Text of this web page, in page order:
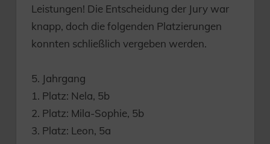
Leistungen! Die Entscheidung der Jury war
knapp, doch die folgenden Platzierungen
konnten schließlich vergeben werden.
5. Jahrgang
1. Platz: Nela, 5b
2. Platz: Mila-Sophie, 5b
3. Platz: Leon, 5a